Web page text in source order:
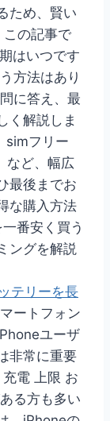
ため、賢い
の記事で
はいつです
方法はあり
に答え、最
く解説しま
simフリー
など、幅広
最後までお
な購入方法
番安く買う
ングを解説
テリーを長
ートフォン
ユーザ
非常に重要
電 上限 お
る方も多い